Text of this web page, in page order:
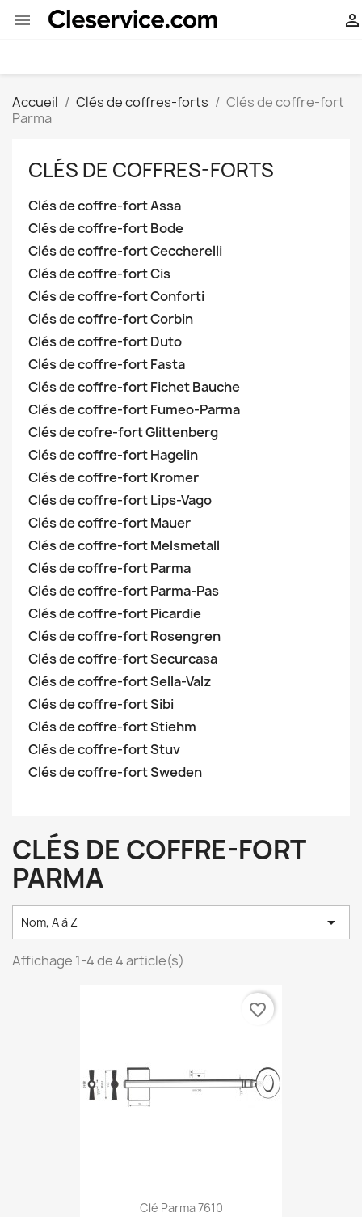
 
Accueil Clés de coffres-forts
Clés de coffre-fort
Parma
CLÉS DE COFFRES-FORTS
Clés de coffre-fort Assa
Clés de coffre-fort Bode
Clés de coffre-fort Ceccherelli
Clés de coffre-fort Cis
Clés de coffre-fort Conforti
Clés de coffre-fort Corbin
Clés de coffre-fort Duto
Clés de coffre-fort Fasta
Clés de coffre-fort Fichet Bauche
Clés de coffre-fort Fumeo-Parma
Clés de cofre-fort Glittenberg
Clés de coffre-fort Hagelin
Clés de coffre-fort Kromer
Clés de coffre-fort Lips-Vago
Clés de coffre-fort Mauer
Clés de coffre-fort Melsmetall
Clés de coffre-fort Parma
Clés de coffre-fort Parma-Pas
Clés de coffre-fort Picardie
Clés de coffre-fort Rosengren
Clés de coffre-fort Securcasa
Clés de coffre-fort Sella-Valz
Clés de coffre-fort Sibi
Clés de coffre-fort Stiehm
Clés de coffre-fort Stuv
Clés de coffre-fort Sweden
CLÉS DE COFFRE-FORT
PARMA
Nom, A à Z 
Affichage 1-4 de 4 article(s)
Clé Parma 7610
favorite_border